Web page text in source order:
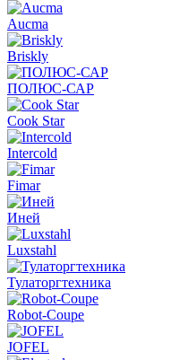
Aucma
Briskly
ПОЛЮС-САР
Cook Star
Intercold
Fimar
Иней
Luxstahl
Тулаторгтехника
Robot-Coupe
JOFEL